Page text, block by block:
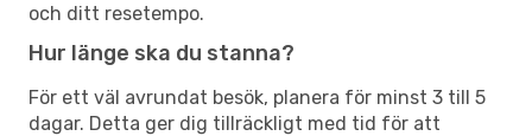
och ditt resetempo.
Hur länge ska du stanna?
För ett väl avrundat besök, planera för minst 3 till 5
dagar. Detta ger dig tillräckligt med tid för att